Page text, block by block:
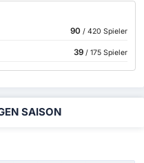
90 / 420 Spieler
39/ 175 Spieler
SAISON